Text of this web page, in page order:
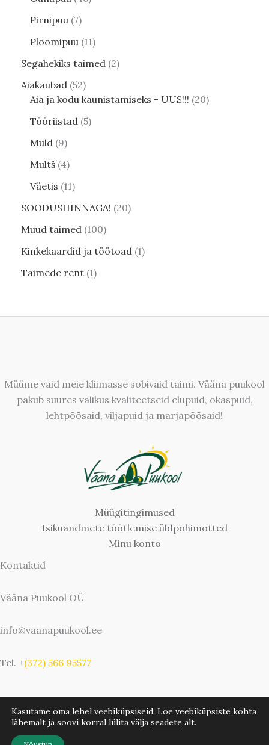
Pirnipuu 7
Ploomipuu 11
Segahekiks taimed 2
Aiakaubad 52
Aia ja kodu kaunistamiseks - UUS!!! 20
Tööriistad 5
Muld 9
Multš 4
Väetis 11
SOODUSHINNAGA! 20
Muud taimed 100
Kinkekaardid ja töötoad 1
Taimede rent 1
Müüme vaid meie kliimasse sobivaid taimi. Vääna puukool
pakub suures valikus kvaliteetseid elupuid, okaspuid,
lehtpõõsaid, viljapuid ja marjapõõsaid!
Müügitingimused
Isikuandmete töötlemise üldpõhimõtted
Minu konto
Kontaktid
Vääna Puukool OÜ
info@vaanapuukool.ee
Tel. +(372) 566 95577
Kasutame oma lehel veebiküpsiseid. Loe veebiküpsiste kohta
lähemalt ja soovi korral lülita välja seadete alt.